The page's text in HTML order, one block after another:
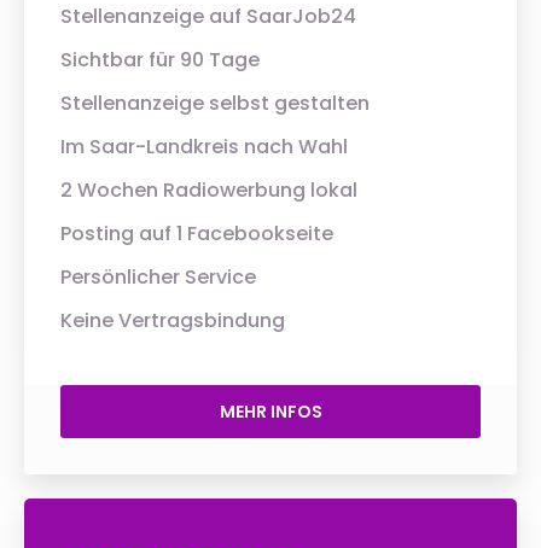
Stellenanzeige auf SaarJob24
Sichtbar für 90 Tage
Stellenanzeige selbst gestalten
Im Saar-Landkreis nach Wahl
2 Wochen Radiowerbung lokal
Posting auf 1 Facebookseite
Persönlicher Service
Keine Vertragsbindung
MEHR INFOS